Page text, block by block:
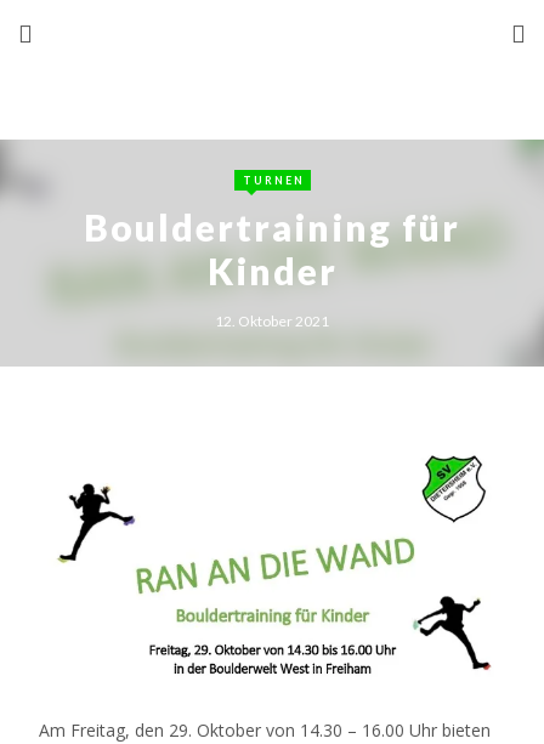
TURNEN
Bouldertraining für
Kinder
12. Oktober 2021
Am Freitag, den 29. Oktober von 14.30 – 16.00 Uhr bieten